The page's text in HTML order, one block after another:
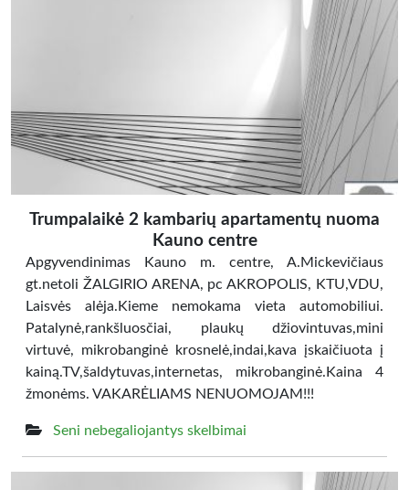
Trumpalaikė 2 kambarių apartamentų nuoma
Kauno centre
Apgyvendinimas Kauno m. centre, A.Mickevičiaus
gt.netoli ŽALGIRIO ARENA, pc AKROPOLIS, KTU,VDU,
Laisvės alėja.Kieme nemokama vieta automobiliui.
Patalynė,rankšluosčiai, plaukų džiovintuvas,mini
virtuvė, mikrobanginė krosnelė,indai,kava įskaičiuota į
kainą.TV,šaldytuvas,internetas, mikrobanginė.Kaina 4
žmonėms. VAKARĖLIAMS NENUOMOJAM!!!
Seni nebegaliojantys skelbimai